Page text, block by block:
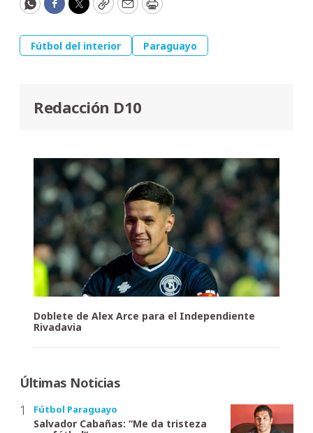
WhatsApp
Facebook
Twitter
CopyEmailPrint
Fútbol del interior Paraguayo
Redacción D10
Doblete de Alex Arce para el Independiente
Rivadavia
Últimas Noticias
Fútbol Paraguayo
Salvador Cabañas: “Me da tristeza